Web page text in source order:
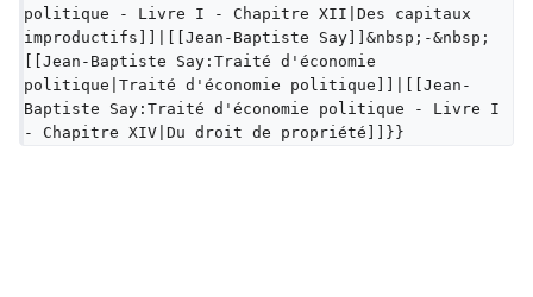
politique - Livre I - Chapitre XII|Des capitaux
improductifs]]|[[Jean-Baptiste Say]]&nbsp;-&nbsp;
[[Jean-Baptiste Say:Traité d'économie
politique|Traité d'économie politique]]|[[Jean-
Baptiste Say:Traité d'économie politique - Livre I
- Chapitre XIV|Du droit de propriété]]}}